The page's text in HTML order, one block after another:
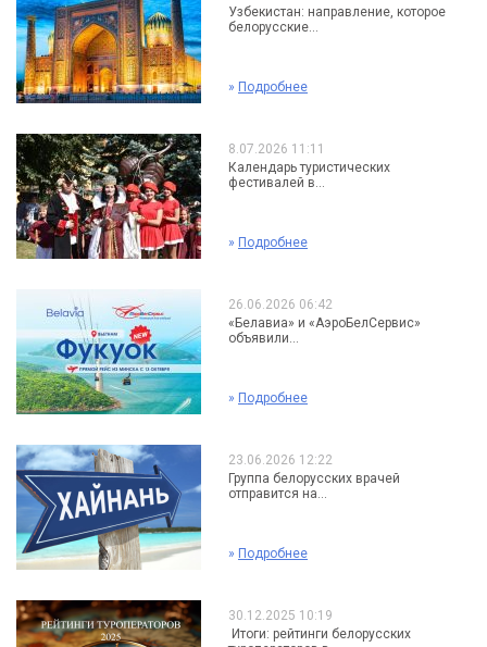
Узбекистан: направление, которое
белорусские...
» Подробнее
8.07.2026 11:11
Календарь туристических
фестивалей в...
» Подробнее
26.06.2026 06:42
«Белавиа» и «АэроБелСервис»
объявили...
» Подробнее
23.06.2026 12:22
Группа белорусских врачей
отправится на...
» Подробнее
30.12.2025 10:19
Итоги: рейтинги белорусских